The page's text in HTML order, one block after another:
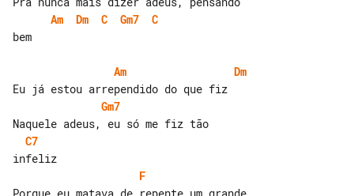
Am
Dm C Gm7
C
bem
Am
Dm
Gm7
C7
F